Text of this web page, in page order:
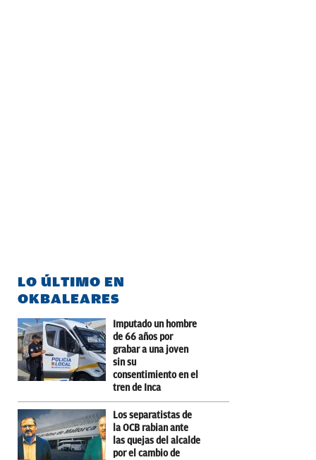
LO ÚLTIMO EN
OKBALEARES
Imputado un hombre
de 66 años por
grabar a una joven
sin su
consentimiento en el
tren de Inca
Los separatistas de
la OCB rabian ante
las quejas del alcalde
por el cambio de